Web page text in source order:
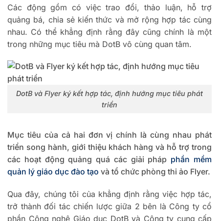
Các động gồm có việc trao đổi, thảo luận, hỗ trợ
quảng bá, chia sẻ kiến thức và mở rộng hợp tác cùng
nhau. Có thể khẳng định rằng đây cũng chính là một
trong những mục tiêu mà DotB vô cùng quan tâm.
DotB và Flyer ký kết hợp tác, định hướng mục tiêu phát
triển
Mục tiêu của cả hai đơn vị chính là cùng nhau phát
triển song hành, giới thiệu khách hàng và hỗ trợ trong
các hoạt động quảng quá các giải pháp phần mềm
quản lý giáo dục đào tạo và tổ chức phòng thi ảo Flyer.
Qua đây, chúng tôi của khẳng định rằng việc hợp tác,
trở thành đối tác chiến lược giữa 2 bên là Công ty cổ
phần Công nghệ Giáo dục DotB và Công ty cung cấp